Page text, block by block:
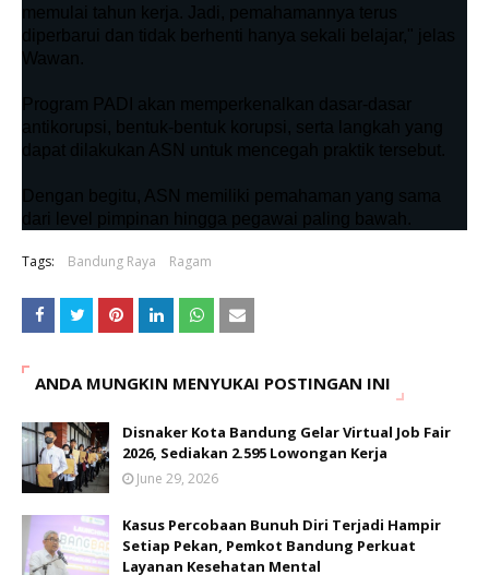
memulai tahun kerja. Jadi, pemahamannya terus
diperbarui dan tidak berhenti hanya sekali belajar," jelas
Wawan.
Program PADI akan memperkenalkan dasar-dasar
antikorupsi, bentuk-bentuk korupsi, serta langkah yang
dapat dilakukan ASN untuk mencegah praktik tersebut.
Dengan begitu, ASN memiliki pemahaman yang sama
dari level pimpinan hingga pegawai paling bawah.
Tags: Bandung Raya Ragam
ANDA MUNGKIN MENYUKAI POSTINGAN INI
Disnaker Kota Bandung Gelar Virtual Job Fair
2026, Sediakan 2.595 Lowongan Kerja
June 29, 2026
Kasus Percobaan Bunuh Diri Terjadi Hampir
Setiap Pekan, Pemkot Bandung Perkuat
Layanan Kesehatan Mental